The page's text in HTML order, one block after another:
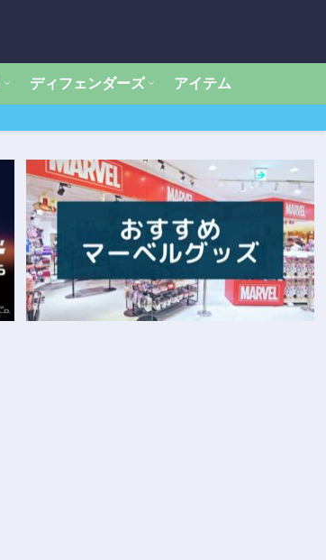
ディフェンダーズ アイテム